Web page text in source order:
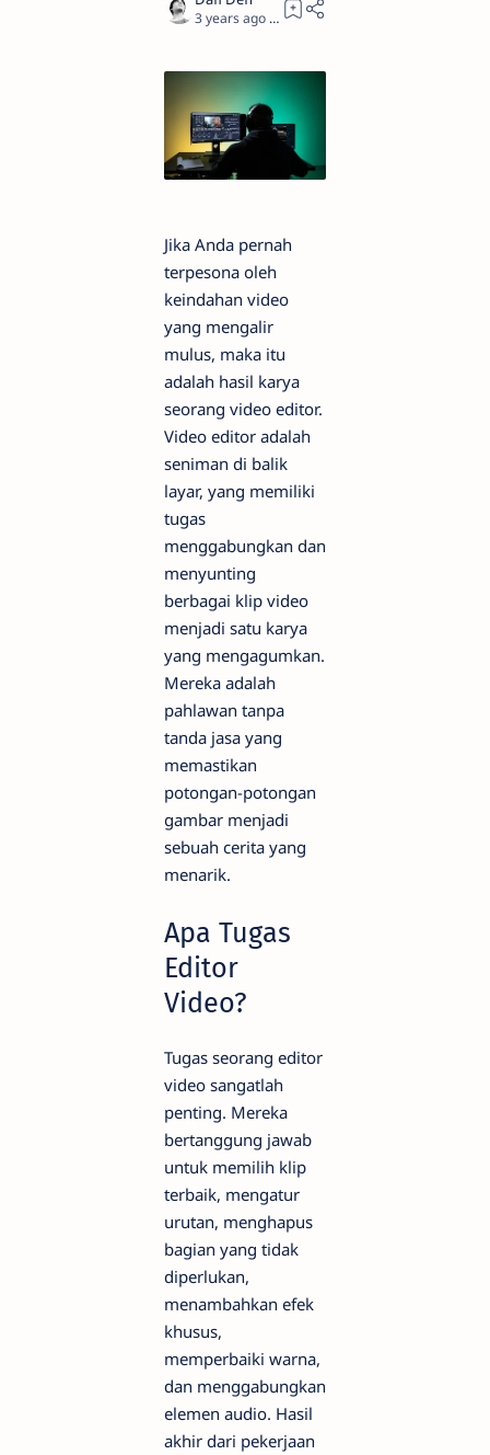
3 years ago 9
Jika Anda pernah
terpesona oleh
keindahan video
yang mengalir
mulus, maka itu
adalah hasil karya
seorang video editor.
Video editor adalah
seniman di balik
layar, yang memiliki
tugas
menggabungkan dan
menyunting
berbagai klip video
menjadi satu karya
yang mengagumkan.
Mereka adalah
pahlawan tanpa
tanda jasa yang
memastikan
potongan-potongan
gambar menjadi
sebuah cerita yang
menarik.
Apa Tugas
Editor
Video?
Tugas seorang editor
video sangatlah
penting. Mereka
bertanggung jawab
untuk memilih klip
terbaik, mengatur
urutan, menghapus
bagian yang tidak
diperlukan,
menambahkan efek
khusus,
memperbaiki warna,
dan menggabungkan
elemen audio. Hasil
akhir dari pekerjaan